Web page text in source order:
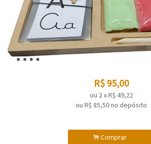
R$ 95,00
ou 2xR$ 49,22
ou R$ 85,50no depósito
. Comprar